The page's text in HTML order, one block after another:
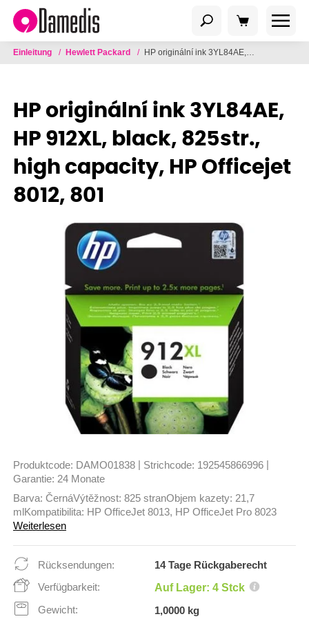
Einleitung / Hewlett Packard / HP originální ink 3YL84AE, HP 912XL, black, 825str., high capacity, HP Officejet 8012, 801
HP originální ink 3YL84AE,
HP 912XL, black, 825str.,
high capacity, HP Officejet
8012, 801
Produktcode: DAMO01838 Strichcode: 192545866996
Garantie: 24 Monate
Barva: ČernáVýtěžnost: 825 stranObjem kazety: 21,7
mlKompatibilita: HP OfficeJet 8013, HP OfficeJet Pro 8023
Weiterlesen
Rücksendungen:
14 Tage Rückgaberecht
Verfügbarkeit:
Auf Lager: 4 Stck
Gewicht: 1,0000 kg